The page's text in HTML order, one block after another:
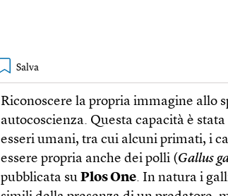
Riconoscere la propria immagine allo
autocoscienza. Questa capacità è
esseri umani, tra cui alcuni primati, i
essere propria anche dei polli (Gallus
pubblicata suPlos One. In natura i